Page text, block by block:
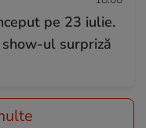
pe 23 iulie.
ul surpriză